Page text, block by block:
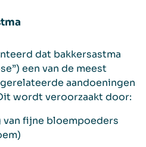
dat bakkersastma
een van de meest
aandoeningen
wordt veroorzaakt door:
van fijne bloempoeders